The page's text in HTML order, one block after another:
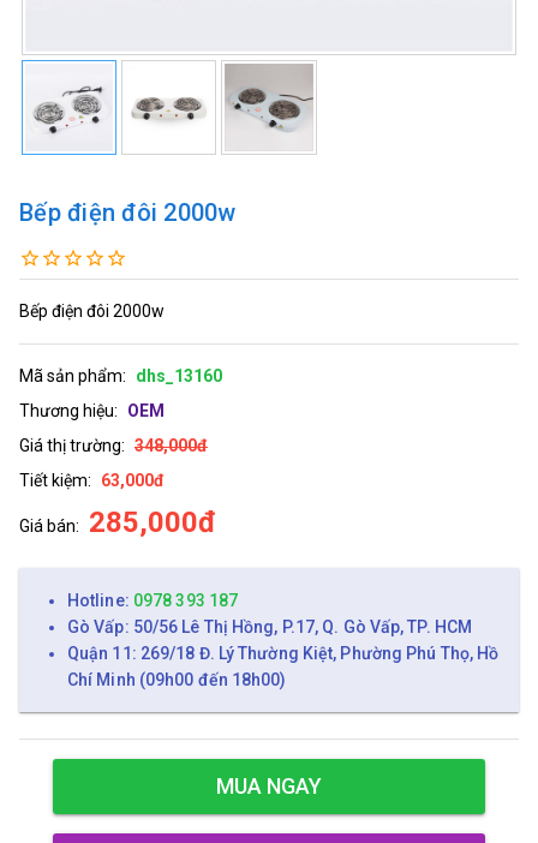
Bếp điện đôi 2000w
Bếp điện đôi 2000w
Mã sản phẩm:
dhs_13160
Thương hiệu:
OEM
Giá thị trường: 348,000đ
Tiết kiệm:
63,000đ
Giá bán: 285,000đ
Hotline: 0978 393 187
Gò Vấp: 50/56 Lê Thị Hồng, P.17, Q. Gò Vấp, TP. HCM
Quận 11: 269/18 Đ. Lý Thường Kiệt, Phường Phú Thọ, Hồ
Chí Minh (09h00 đến 18h00)
MUA NGAY